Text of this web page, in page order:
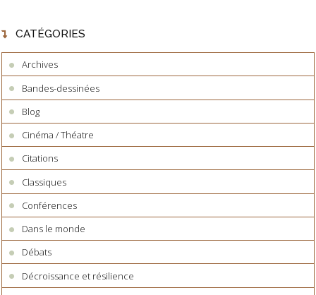
CATÉGORIES
Archives
Bandes-dessinées
Blog
Cinéma / Théatre
Citations
Classiques
Conférences
Dans le monde
Débats
Décroissance et résilience